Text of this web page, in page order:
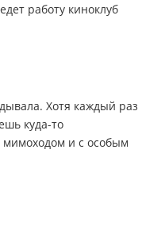
работу киноклуб
Хотя каждый раз
куда-то
и с особым